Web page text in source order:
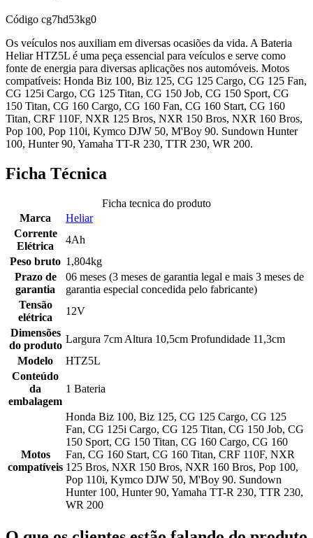
Código cg7hd53kg0
Os veículos nos auxiliam em diversas ocasiões da vida. A Bateria
Heliar HTZ5L é uma peça essencial para veículos e serve como
fonte de energia para diversas aplicações nos automóveis. Motos
compatíveis: Honda Biz 100, Biz 125, CG 125 Cargo, CG 125 Fan,
CG 125i Cargo, CG 125 Titan, CG 150 Job, CG 150 Sport, CG
150 Titan, CG 160 Cargo, CG 160 Fan, CG 160 Start, CG 160
Titan, CRF 110F, NXR 125 Bros, NXR 150 Bros, NXR 160 Bros,
Pop 100, Pop 110i, Kymco DJW 50, M'Boy 90. Sundown Hunter
100, Hunter 90, Yamaha TT-R 230, TTR 230, WR 200.
Ficha Técnica
Ficha tecnica do produto
Marca
Heliar
Corrente
Elétrica
4Ah
Peso bruto 1,804kg
Prazo de
garantia
06 meses (3 meses de garantia legal e mais 3 meses de
garantia especial concedida pelo fabricante)
Tensão
elétrica
12V
Dimensões
do produto
Largura 7cm Altura 10,5cm Profundidade 11,3cm
Modelo
HTZ5L
Conteúdo
da
embalagem
1 Bateria
Motos
compatíveis
Honda Biz 100, Biz 125, CG 125 Cargo, CG 125
Fan, CG 125i Cargo, CG 125 Titan, CG 150 Job, CG
150 Sport, CG 150 Titan, CG 160 Cargo, CG 160
Fan, CG 160 Start, CG 160 Titan, CRF 110F, NXR
125 Bros, NXR 150 Bros, NXR 160 Bros, Pop 100,
Pop 110i, Kymco DJW 50, M'Boy 90. Sundown
Hunter 100, Hunter 90, Yamaha TT-R 230, TTR 230,
WR 200